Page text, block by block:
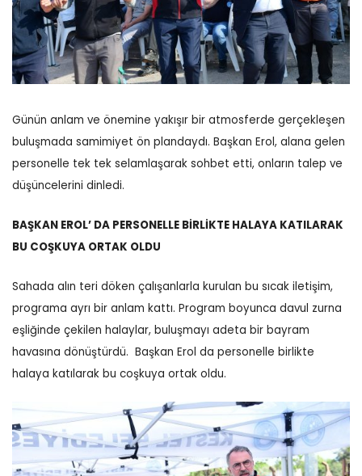
Günün anlam ve önemine yakışır bir atmosferde gerçekleşen
buluşmada samimiyet ön plandaydı. Başkan Erol, alana gelen
personelle tek tek selamlaşarak sohbet etti, onların talep ve
düşüncelerini dinledi.
BAŞKAN EROL’ DA PERSONELLE BİRLİKTE HALAYA KATILARAK
BU COŞKUYA ORTAK OLDU
Sahada alın teri döken çalışanlarla kurulan bu sıcak iletişim,
programa ayrı bir anlam kattı. Program boyunca davul zurna
eşliğinde çekilen halaylar, buluşmayı adeta bir bayram
havasına dönüştürdü. Başkan Erol da personelle birlikte
halaya katılarak bu coşkuya ortak oldu.